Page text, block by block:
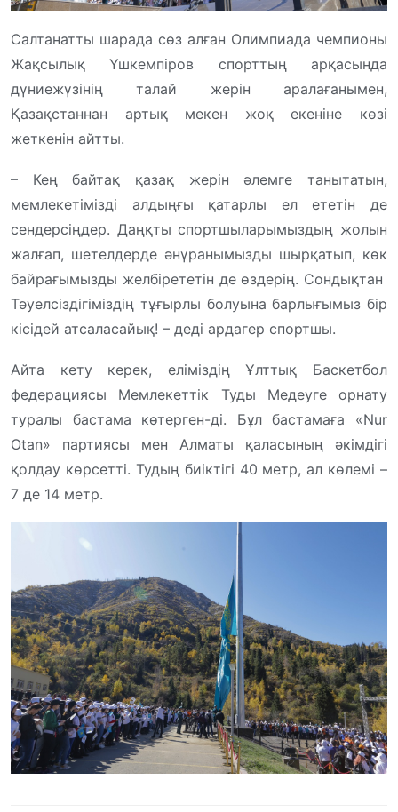
Салтанатты шарада сөз алған Олимпиада чемпионы
Жақсылық Үшкемпіров спорттың арқасында
дүниежүзінің талай жерін аралағанымен,
Қазақстаннан артық мекен жоқ екеніне көзі
жеткенін айтты.
– Кең байтақ қазақ жерін әлемге танытатын,
мемлекетімізді алдыңғы қатарлы ел ететін де
сендерсіңдер. Даңқты спортшыларымыздың жолын
жалғап, шетелдерде әнұранымызды шырқатып, көк
байрағымызды желбірететін де өздерің. Сондықтан
Тәуелсіздігіміздің тұғырлы болуына барлығымыз бір
кісідей атсаласайық! – деді ардагер спортшы.
Айта кету керек, еліміздің Ұлттық Баскетбол
федерациясы Мемлекеттік Туды Медеуге орнату
туралы бастама көтерген-ді. Бұл бастамаға «Nur
Otan» партиясы мен Алматы қаласының әкімдігі
қолдау көрсетті. Тудың биіктігі 40 метр, ал көлемі –
7 де 14 метр.